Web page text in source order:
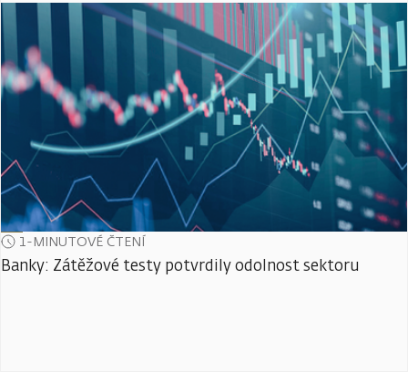
1-MINUTOVÉ ČTENÍ
Banky: Zátěžové testy potvrdily odolnost sektoru